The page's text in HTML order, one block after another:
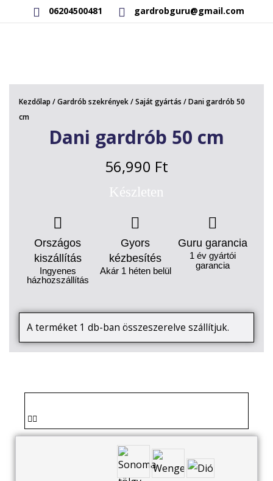
06204500481 gardrobguru@gmail.com
RAKTÁRON LÉVŐ TERMÉKEK
SAJÁT GYÁRTÁSÚ TERMÉKEK
KAPCSOLAT
Kezdőlap /Gardrób szekrények/Saját gyártás / Dani gardrób 50
cm
Dani gardrób 50 cm
56,990 Ft
Készleten
Országos
kiszállítás
Ingyenes
házhozszállítás
Gyors
kézbesítés
Akár 1 héten belül
Guru garancia
1 év gyártói
garancia
A terméket 1 db-ban összeszerelve szállítjuk.